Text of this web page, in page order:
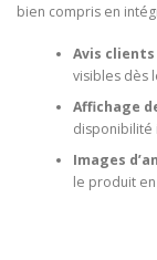
bien compris en
Avis
visibles dès
Affichage
disponibilité
Images
le produit